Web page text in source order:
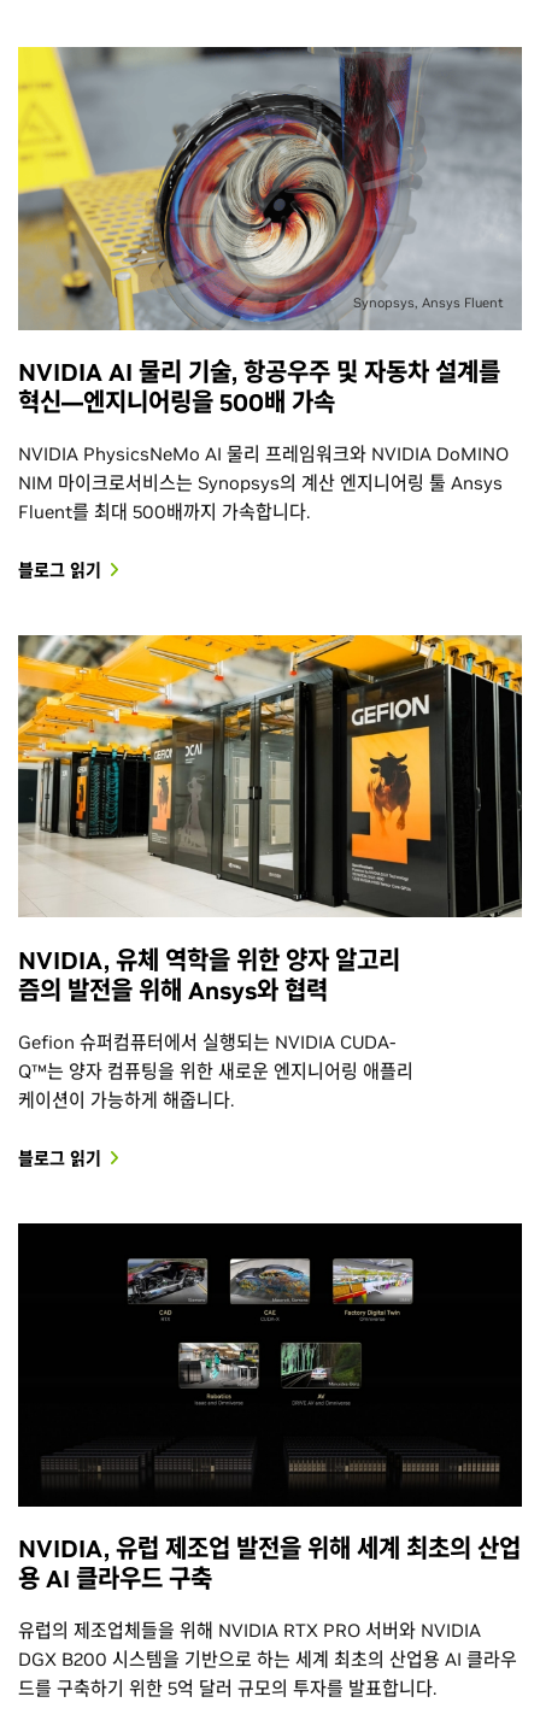
Synopsys, Ansys Fluent
NVIDIA AI 물리 기술, 항공우주 및 자동차 설계를
혁신—엔지니어링을 500배 가속
NVIDIA PhysicsNeMo AI 물리 프레임워크와 NVIDIA DoMINO
NIM 마이크로서비스는 Synopsys의 계산 엔지니어링 툴 Ansys
Fluent를 최대 500배까지 가속합니다.
블로그 읽기
NVIDIA, 유체 역학을 위한 양자 알고리
즘의 발전을 위해 Ansys와 협력
Gefion 슈퍼컴퓨터에서 실행되는 NVIDIA CUDA-
Q™는 양자 컴퓨팅을 위한 새로운 엔지니어링 애플리
케이션이 가능하게 해줍니다.
블로그 읽기
NVIDIA, 유럽 제조업 발전을 위해 세계 최초의 산업
용 AI 클라우드 구축
유럽의 제조업체들을 위해 NVIDIA RTX PRO 서버와 NVIDIA
DGX B200 시스템을 기반으로 하는 세계 최초의 산업용 AI 클라우
드를 구축하기 위한 5억 달러 규모의 투자를 발표합니다.